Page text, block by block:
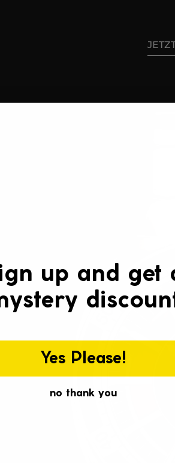
up and get
Yes Please!
no thank you